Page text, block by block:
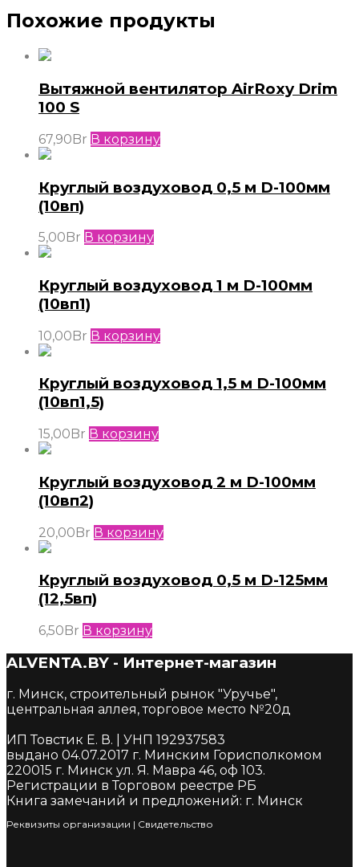
Похожие продукты
Вытяжной вентилятор AirRoxy Drim
100 S
67,90Br В корзину
Круглый воздуховод 0,5 м D-100мм
(10вп)
5,00 Br В корзину
Круглый воздуховод 1 м D-100мм
(10вп1)
10,00Br В корзину
Круглый воздуховод 1,5 м D-100мм
(10вп1,5)
15,00Br В корзину
Круглый воздуховод 2 м D-100мм
(10вп2)
20,00Br В корзину
Круглый воздуховод 0,5 м D-125мм
(12,5вп)
6,50Br В корзину
ALVENTA.BY - Интернет-магазин
г. Минск, строительный рынок "Уручье",
центральная аллея, торговое место №20д
ИП Товстик Е. В. | УНП 192937583
выдано 04.07.2017 г. Минским Горисполкомом
220015 г. Минск ул. Я. Мавра 46, оф 103.
Регистрации в Торговом реестре РБ
Книга замечаний и предложений: г. Минск
Реквизиты организации | Cвидетельство